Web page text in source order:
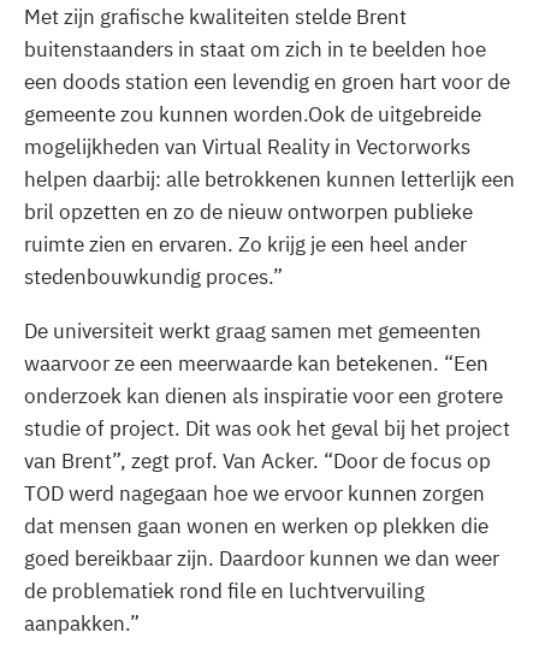
Met zijn grafische kwaliteiten stelde Brent
buitenstaanders in staat om zich in te beelden hoe
een doods station een levendig en groen hart voor de
gemeente zou kunnen worden.Ook de uitgebreide
mogelijkheden van Virtual Reality in Vectorworks
helpen daarbij: alle betrokkenen kunnen letterlijk een
bril opzetten en zo de nieuw ontworpen publieke
ruimte zien en ervaren. Zo krijg je een heel ander
stedenbouwkundig proces.”
De universiteit werkt graag samen met gemeenten
waarvoor ze een meerwaarde kan betekenen. “Een
onderzoek kan dienen als inspiratie voor een grotere
studie of project. Dit was ook het geval bij het project
van Brent”, zegt prof. Van Acker. “Door de focus op
TOD werd nagegaan hoe we ervoor kunnen zorgen
dat mensen gaan wonen en werken op plekken die
goed bereikbaar zijn. Daardoor kunnen we dan weer
de problematiek rond file en luchtvervuiling
aanpakken.”